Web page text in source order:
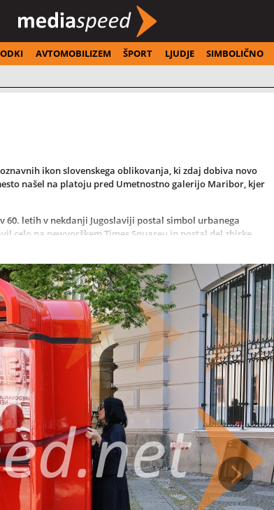
AVTOMOBILIZEM ŠPORT LJUDJE SIMBOLIČNO
ikon slovenskega oblikovanja, ki zdaj dobiva novo
našel na platoju pred Umetnostno galerijo Maribor, kjer
60. letih v nekdanji Jugoslaviji postal simbol urbanega
celo na newyorškem Times Squareu in postal del zbirke
Tehniškega šolskega centra Maribor pod mentorstvom
proračuna, kar daje kiosku dodatno družbeno vrednost.
slovenskih ustvarjalcev in manjšim kulturnim
utripa.
avtorja kioska, ter napoved nadaljnjih vsebin, ki bodo v
Naslednja